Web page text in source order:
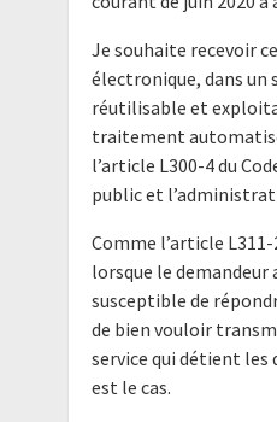
Je souhaite recevoir
électronique, dans
réutilisable et
traitement
l’article L300-4 du
public et
Comme l’article
lorsque le
susceptible de
de bien vouloir
service qui détient les
est le cas.